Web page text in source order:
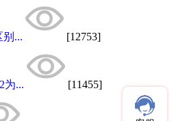
别... [12753]
为... [11455]